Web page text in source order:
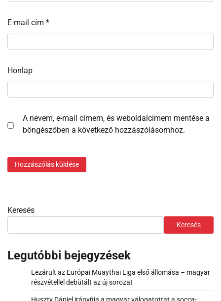
E-mail cím *
Honlap
A nevem, e-mail címem, és weboldalcímem mentése a
böngészőben a következő hozzászólásomhoz.
Keresés
Keresés
Legutóbbi bejegyzések
Lezárult az Európai Muaythai Liga első állomása – magyar
részvétellel debütált az új sorozat